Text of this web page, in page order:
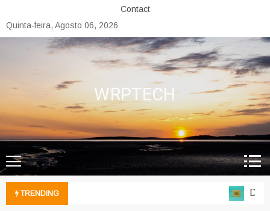
to
content
Contact
Quinta-feira, Agosto 06, 2026
WRPTECH
TRENDING Do